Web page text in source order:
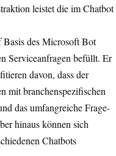
leistet die im Chatbot
des Microsoft Bot
Serviceanfragen befüllt. Er
davon, dass der
mit branchenspezifischen
das umfangreiche Frage-
hinaus können sich
Chatbots